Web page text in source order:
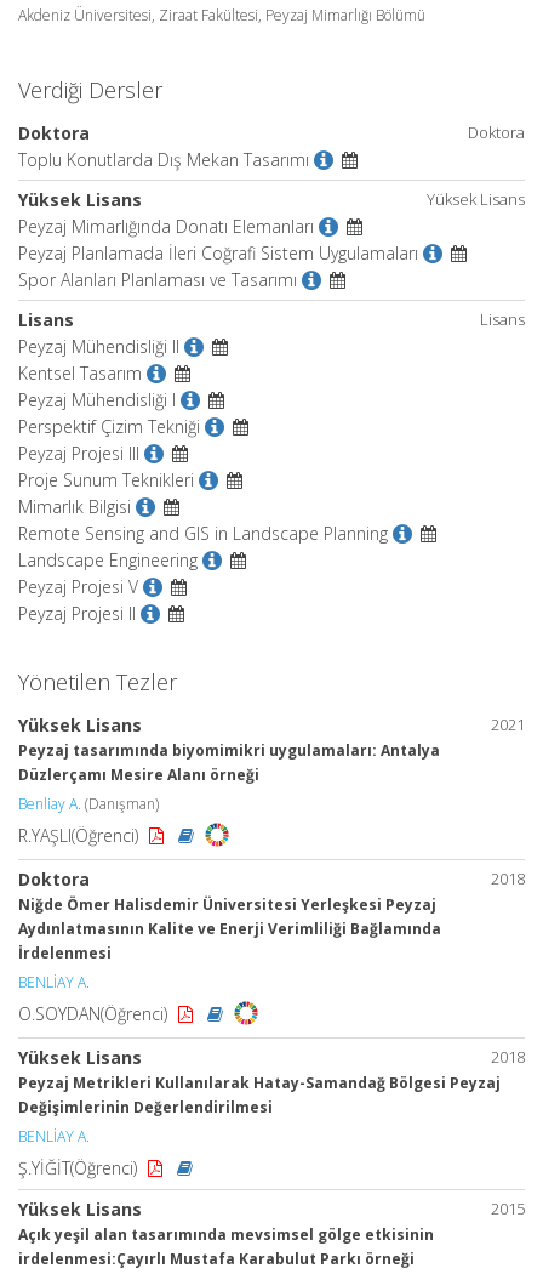
Akdeniz Üniversitesi, Ziraat Fakültesi, Peyzaj Mimarlığı Bölümü
Verdiği Dersler
Doktora
Doktora
Toplu Konutlarda Dış Mekan Tasarımı
Yüksek Lisans
Yüksek Lisans
Peyzaj Mimarlığında Donatı Elemanları
Peyzaj Planlamada İleri Coğrafi Sistem Uygulamaları
Spor Alanları Planlaması ve Tasarımı
Lisans
Lisans
Peyzaj Mühendisliği II
Kentsel Tasarım
Peyzaj Mühendisliği I
Perspektif Çizim Tekniği
Peyzaj Projesi III
Proje Sunum Teknikleri
Mimarlık Bilgisi
Remote Sensing and GIS in Landscape Planning
Landscape Engineering
Peyzaj Projesi V
Peyzaj Projesi II
Yönetilen Tezler
2021
Yüksek Lisans
Peyzaj tasarımında biyomimikri uygulamaları: Antalya
Düzlerçamı Mesire Alanı örneği
Benliay A. (Danışman)
R.YAŞLI(Öğrenci)
2018
Doktora
Niğde Ömer Halisdemir Üniversitesi Yerleşkesi Peyzaj
Aydınlatmasının Kalite ve Enerji Verimliliği Bağlamında
İrdelenmesi
BENLİAY A.
O.SOYDAN(Öğrenci)
2018
Yüksek Lisans
Peyzaj Metrikleri Kullanılarak Hatay-Samandağ Bölgesi Peyzaj
Değişimlerinin Değerlendirilmesi
BENLİAY A.
Ş.YİĞİT(Öğrenci)
2015
Yüksek Lisans
Açık yeşil alan tasarımında mevsimsel gölge etkisinin
irdelenmesi:Çayırlı Mustafa Karabulut Parkı örneği